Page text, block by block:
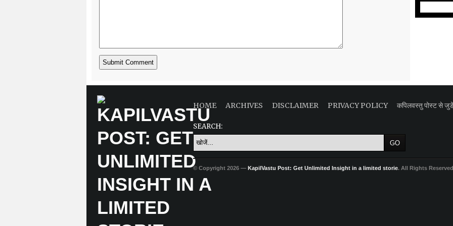
HOME ARCHIVES DISCLAIMER PRIVACY POLICY कपिलवस्तु पोस्ट से
SEARCH:
© Copyright 2026 — KapilVastu Post: Get Unlimited Insight in a limited storie. All Rights Reserved